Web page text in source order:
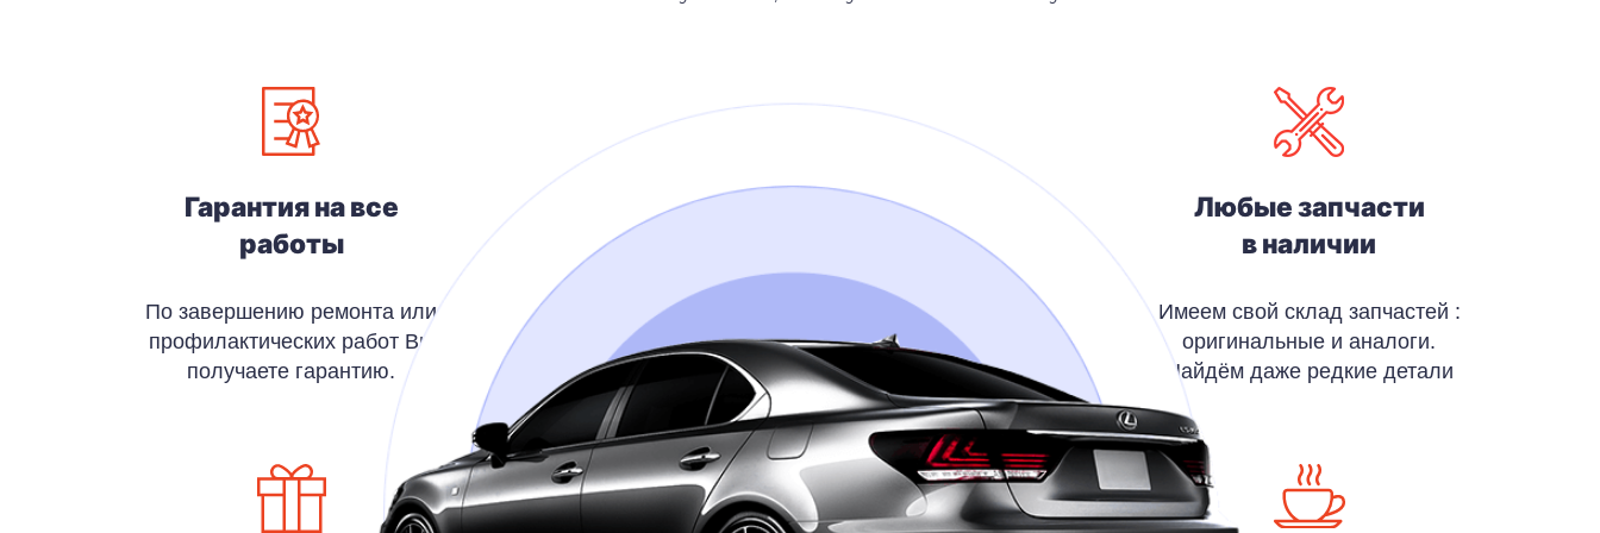
Гарантия на все
работы
По завершению ремонта или
профилактических работ Вы
получаете гарантию.
Любые запчасти
в наличии
Имеем свой склад запчастей :
оригинальные и аналоги.
Найдём даже редкие детали